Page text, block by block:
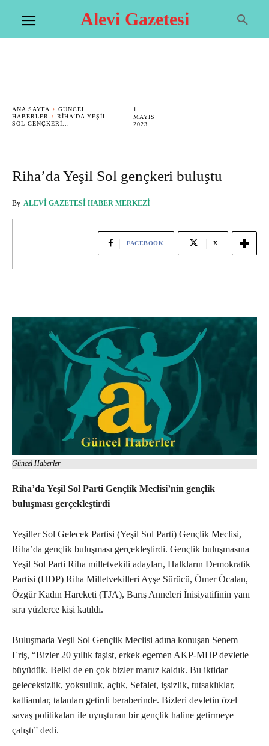
Alevi Gazetesi
ANA SAYFA
GÜNCEL
HABERLER
RIHA’DA YEŞIL
SOL GENÇKERI...
1
MAYIS
2023
Riha’da Yeşil Sol gençkeri buluştu
By ALEVI GAZETESI HABER MERKEZI
FACEBOOK X
Güncel Haberler
Riha’da Yeşil Sol Parti Gençlik Meclisi’nin gençlik
buluşması gerçekleştirdi
Yeşiller Sol Gelecek Partisi (Yeşil Sol Parti) Gençlik Meclisi,
Riha’da gençlik buluşması gerçekleştirdi. Gençlik buluşmasına
Yeşil Sol Parti Riha milletvekili adayları, Halkların Demokratik
Partisi (HDP) Riha Milletvekilleri Ayşe Sürücü, Ömer Öcalan,
Özgür Kadın Hareketi (TJA), Barış Anneleri İnisiyatifinin yanı
sıra yüzlerce kişi katıldı.
Buluşmada Yeşil Sol Gençlik Meclisi adına konuşan Senem
Eriş, “Bizler 20 yıllık faşist, erkek egemen AKP-MHP devletle
büyüdük. Belki de en çok bizler maruz kaldık. Bu iktidar
geleceksizlik, yoksulluk, açlık, Sefalet, işsizlik, tutsaklıklar,
katliamlar, talanları getirdi beraberinde. Bizleri devletin özel
savaş politikaları ile uyuşturan bir gençlik haline getirmeye
çalıştı” dedi.